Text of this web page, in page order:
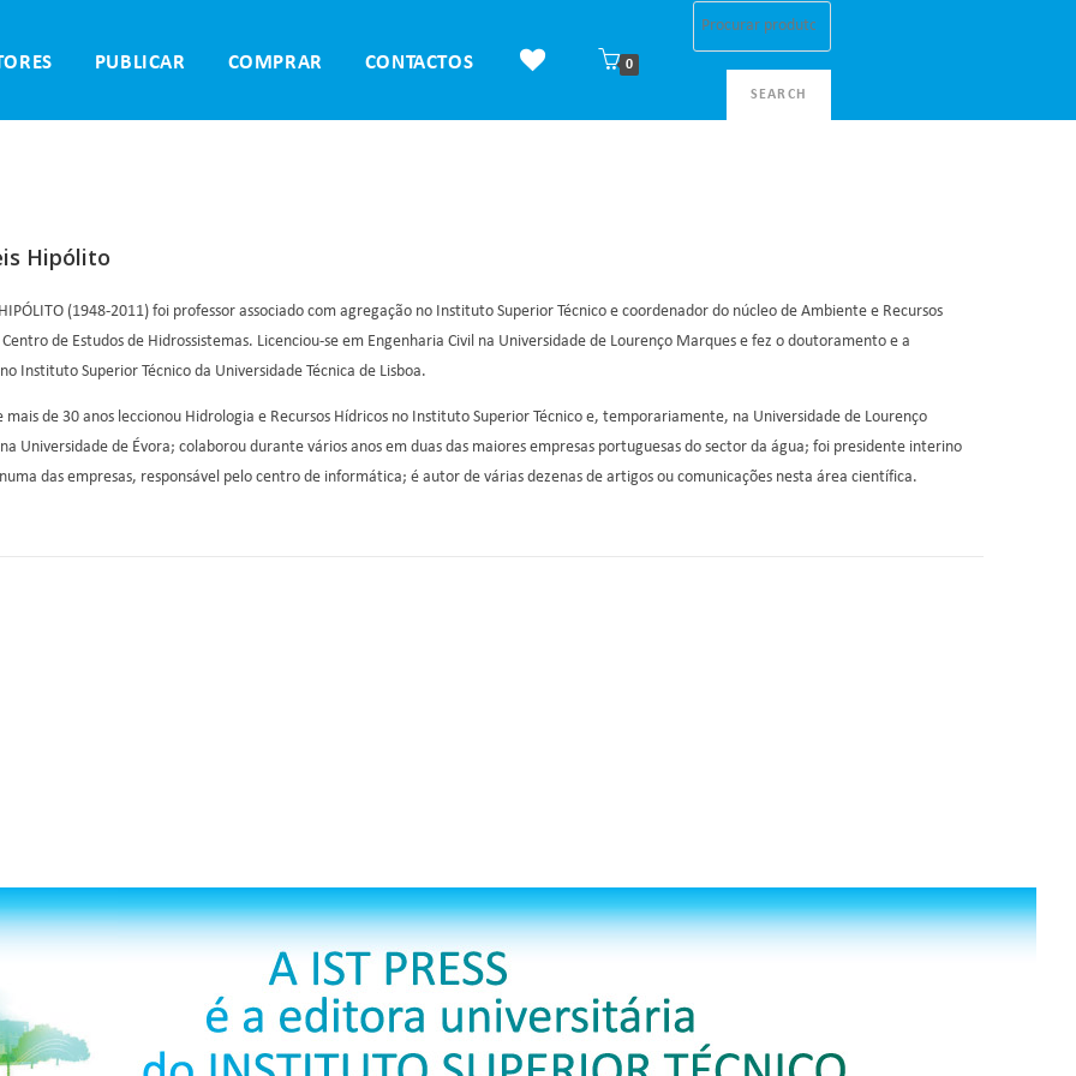
PUBLICAR COMPRAR CONTACTOS 0
SEARCH
Hipólito
HIPÓLITO (1948-2011) foi professor associado com agregação no Instituto Superior Técnico e coordenador do núcleo de Ambiente e Recursos
de Estudos de Hidrossistemas. Licenciou-se em Engenharia Civil na Universidade de Lourenço Marques e fez o doutoramento e a
Instituto Superior Técnico da Universidade Técnica de Lisboa.
mais de 30 anos leccionou Hidrologia e Recursos Hídricos no Instituto Superior Técnico e, temporariamente, na Universidade de Lourenço
Universidade de Évora; colaborou durante vários anos em duas das maiores empresas portuguesas do sector da água; foi presidente interino
das empresas, responsável pelo centro de informática; é autor de várias dezenas de artigos ou comunicações nesta área científica.